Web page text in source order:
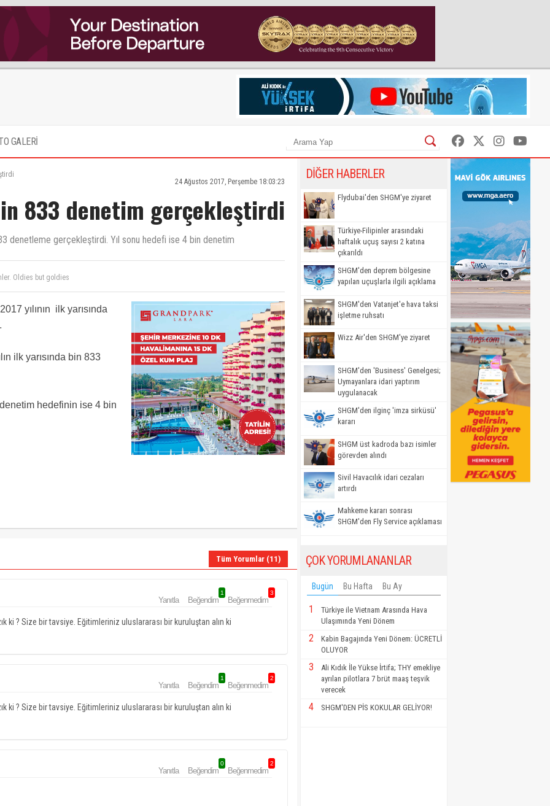
GALERİ
24 Ağustos 2017, Perşembe 18:03:23
833 denetim gerçekleştirdi
denetleme gerçekleştirdi. Yıl sonu hedefi ise 4 bin denetim
geciyor sebebini biliyormusunuz.18.00
oluyor ne yazık ki ? Size bir tavsiye. Eğitimleriniz uluslararası bir kuruluştan alın ki
oluyor ne yazık ki ? Size bir tavsiye. Eğitimleriniz uluslararası bir kuruluştan alın ki
yılının ilk yarısında
ilk yarısında bin 833
hedefinin ise 4 bin
Tüm Yorumlar (11)
Yanıtla Beğendim
1
Beğenmedim
3
ki ? Size bir tavsiye. Eğitimleriniz uluslararası bir kuruluştan alın ki
Yanıtla Beğendim
1
Beğenmedim
2
ki ? Size bir tavsiye. Eğitimleriniz uluslararası bir kuruluştan alın ki
Yanıtla Beğendim
0
Beğenmedim
2
DİĞER HABERLER
Flydubai'den SHGM'ye ziyaret
Türkiye-Filipinler arasındaki
haftalık uçuş sayısı 2 katına
çıkarıldı
SHGM'den deprem bölgesine
yapılan uçuşlarla ilgili açıklama
SHGM'den Vatanjet'e hava taksi
işletme ruhsatı
Wizz Air'den SHGM'ye ziyaret
SHGM'den 'Business' Genelgesi;
Uymayanlara idari yaptırım
uygulanacak
SHGM'den ilginç 'imza sirküsü'
kararı
SHGM üst kadroda bazı isimler
görevden alındı
Sivil Havacılık idari cezaları
artırdı
Mahkeme kararı sonrası
SHGM'den Fly Service açıklaması
ÇOK YORUMLANANLAR
Bugün Bu Hafta Bu Ay
1
Türkiye ile Vietnam Arasında Hava
Ulaşımında Yeni Dönem
2
Kabin Bagajında Yeni Dönem: ÜCRETLİ
OLUYOR
3
Ali Kıdık İle Yükse İrtifa; THY emekliye
ayrılan pilotlara 7 brüt maaş teşvik
verecek
4 SHGM'DEN PİS KOKULAR GELİYOR!